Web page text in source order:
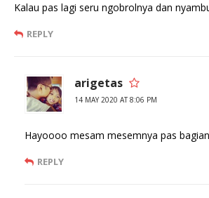
Kalau pas lagi seru ngobrolnya dan
REPLY
arigetas
14 MAY 2020 AT 8:06 PM
Hayoooo mesam mesemnya pas
REPLY